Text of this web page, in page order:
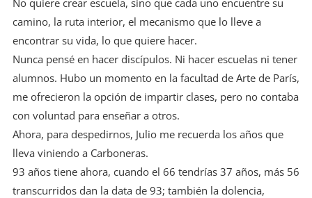
camino, la ruta interior, el mecanismo que lo lleve a
encontrar su vida, lo que quiere hacer.
Nunca pensé en hacer discípulos. Ni hacer escuelas ni tener
alumnos. Hubo un momento en la facultad de Arte de París,
me ofrecieron la opción de impartir clases, pero no contaba
con voluntad para enseñar a otros.
Ahora, para despedirnos, Julio me recuerda los años que
lleva viniendo a Carboneras.
93 años tiene ahora, cuando el 66 tendrías 37 años, más 56
transcurridos dan la data de 93; también la dolencia,